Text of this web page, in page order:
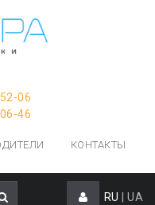
06
46
КОНТАКТЫ
RU UA